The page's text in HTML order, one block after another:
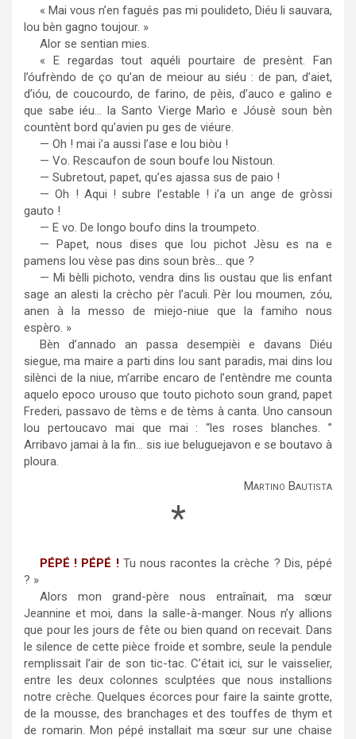
« Mai vous n’en fagués pas mi poulideto, Diéu li sauvara,
lou bèn gagno toujour. »
Alor se sentian mies.
« E regardas tout aquéli pourtaire de presènt. Fan
l’óufrèndo de ço qu’an de meiour au siéu : de pan, d’aiet,
d’ióu, de coucourdo, de farino, de pèis, d’auco e galino e
que sabe iéu… la Santo Vierge Marìo e Jóusè soun bèn
countènt bord qu’avien pu ges de viéure.
— Oh ! mai i’a aussi l’ase e lou biòu !
— Vo. Rescaufon de soun boufe lou Nistoun.
— Subretout, papet, qu’es ajassa sus de paio !
— Oh ! Aqui ! subre l’estable ! i’a un ange de gròssi
gauto !
— E vo. De longo boufo dins la troumpeto.
— Papet, nous dises que lou pichot Jèsu es na e
pamens lou vèse pas dins soun brès… que ?
— Mi bèlli pichoto, vendra dins lis oustau que lis enfant
sage an alesti la crècho pèr l’aculi. Pèr lou moumen, zóu,
anen à la messo de miejo-niue que la famiho nous
espèro. »
Bèn d’annado an passa desempièi e davans Diéu
siegue, ma maire a parti dins lou sant paradis, mai dins lou
silènci de la niue, m’arribe encaro de l’entèndre me counta
aquelo epoco urouso que touto pichoto soun grand, papet
Frederi, passavo de tèms e de tèms à canta. Uno cansoun
lou pertoucavo mai que mai : “les roses blanches. ”
Arribavo jamai à la fin… sis iue beluguejavon e se boutavo à
ploura.
Martino Bautista
*
PÉPÉ ! PÉPÉ !Tu nous racontes la crèche ? Dis, pépé
? »
Alors mon grand-père nous entraînait, ma sœur
Jeannine et moi, dans la salle-à-manger. Nous n’y allions
que pour les jours de fête ou bien quand on recevait. Dans
le silence de cette pièce froide et sombre, seule la pendule
remplissait l’air de son tic-tac. C’était ici, sur le vaisselier,
entre les deux colonnes sculptées que nous installions
notre crèche. Quelques écorces pour faire la sainte grotte,
de la mousse, des branchages et des touffes de thym et
de romarin. Mon pépé installait ma sœur sur une chaise